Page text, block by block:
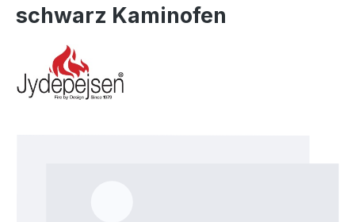
schwarz Kaminofen